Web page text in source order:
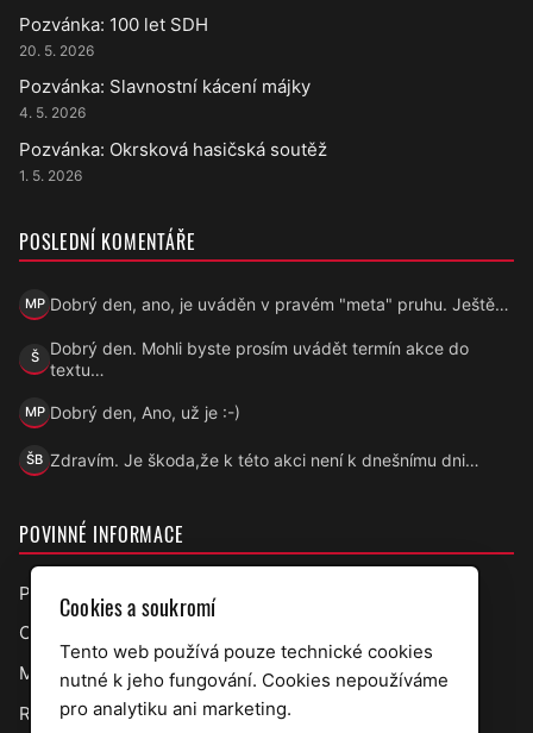
Pozvánka: 100 let SDH
20. 5. 2026
Pozvánka: Slavnostní kácení májky
4. 5. 2026
Pozvánka: Okrsková hasičská soutěž
1. 5. 2026
POSLEDNÍ KOMENTÁŘE
MP
Marek Přecechtěl
Dobrý den, ano, je uváděn v pravém "meta" pruhu. Ještě…
ŠŠárka
Dobrý den. Mohli byste prosím uvádět termín akce do
textu…
MP
Marek Přecechtěl
Dobrý den, Ano, už je :-)
ŠBŠárka B.
Zdravím. Je škoda,že k této akci není k dnešnímu dni…
POVINNÉ INFORMACE
Prohlášení o přístupnosti
Ochrana osobních údajů
Mapa webu
RSS úřední deska
Cookies a soukromí
Tento web používá pouze technické cookies
nutné k jeho fungování. Cookies nepoužíváme
pro analytiku ani marketing.